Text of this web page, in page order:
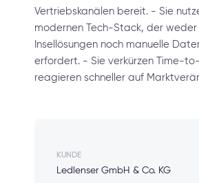
Vertriebskanälen bereit. - Sie
modernen Tech-Stack, der
Insellösungen noch manuelle
erfordert. - Sie verkürzen Time-
reagieren schneller auf
KUNDE
Ledlenser GmbH & Co. KG